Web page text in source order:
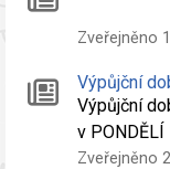
Zveřejněno
Výpůjční
Výpůjční
v PONDĚLÍ
Zveřejněno